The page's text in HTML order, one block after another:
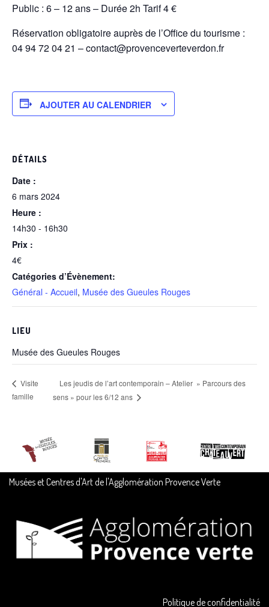
Public : 6 – 12 ans – Durée 2h Tarif 4 €
Réservation obligatoire auprès de l’Office du tourisme :
04 94 72 04 21 – contact@provenceverteverdon.fr
AJOUTER AU CALENDRIER
DÉTAILS
Date :
6 mars 2024
Heure :
14h30 - 16h30
Prix :
4€
Catégories d’Évènement:
Général - Accueil, Musée des Gueules Rouges
LIEU
Musée des Gueules Rouges
Visite
famille
Les jeudis de l’art contemporain – Atelier » Parcours des
sens » pour les 6/12 ans
Musées et Centres d'Art de l'Agglomération Provence Verte
Politique de confidentialité